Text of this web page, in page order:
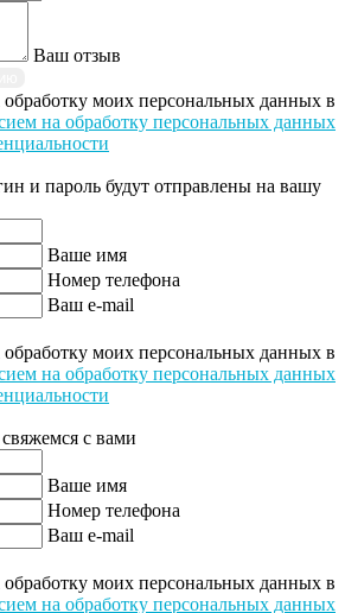
Ваш отзыв
обработку моих персональных данных в
на обработку персональных данных
и пароль будут отправлены на вашу
Ваше имя
Номер телефона
Ваш e-mail
обработку моих персональных данных в
на обработку персональных данных
с вами
Ваше имя
Номер телефона
Ваш e-mail
обработку моих персональных данных в
на обработку персональных данных